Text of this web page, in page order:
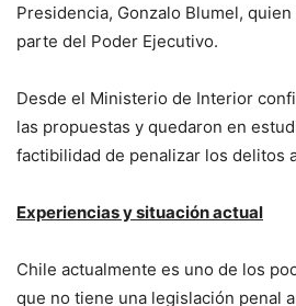
Presidencia, Gonzalo Blumel,
parte del Poder Ejecutivo.
Desde el Ministerio de Interior
las propuestas y quedaron en
factibilidad de penalizar los delitos
Experiencias y situación actual
Chile actualmente es uno de los
que no tiene una legislación penal